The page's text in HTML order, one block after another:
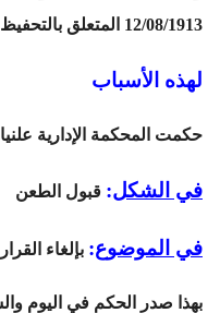
12/08/1913 المتعلق بالتحفيظ العقاري وقانون المسطرة المدنية
لهذه الأسباب
حكمت المحكمة الإدارية علنيا
في الشكل: قبول الطعن
في الموضوع: بإلغاء
بهذا صدر الحكم في اليوم